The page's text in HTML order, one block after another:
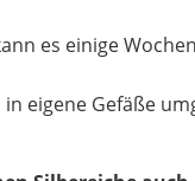
es einige
eigene Gefäße